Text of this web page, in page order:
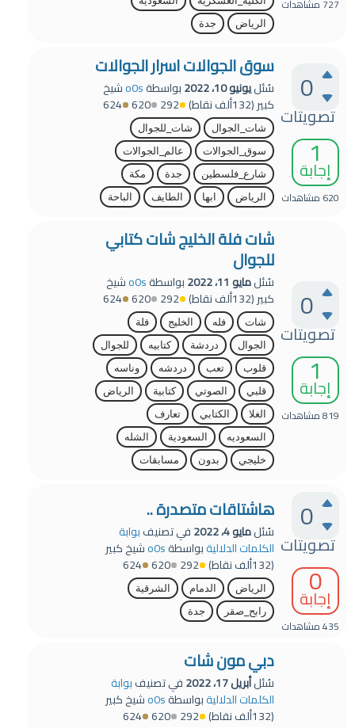
727 مشاهدات
الرياض
جدة
0
تصويتات
1
إجابة
620 مشاهدات
سوق الجوالات اسرار الجوالات
سُئليونيو 10، 2022 بواسطةo0sشيخ
كبير(132ألف نقاط) 292
620
624
شات_الجوال
شات_للجوال
سوق_الجوالات
عالم_الجوالات
شارع_فلسطين
جدة
مكة
الرياض
ابها الطايف الباحة
0
تصويتات
1
إجابة
819مشاهدات
شات فلة الخليج شات كتابي
للجوال
سُئلمايو 11، 2022 بواسطةo0sشيخ
كبير(132ألف نقاط) 292
620
624
شات فله الخليج
فلة
الجوال
دردشة كتابيه
للجوال
قلوب
تعب دردشه
وناسه
قلبي
الصوتي كتابية
الرياض
الغلا
الكتابي
تعارف
السعوديه
السعودية
الشله
خليجي
بدون مسابقات
0
تصويتات
0
إجابة
435مشاهدات
هاشتاقات متصدرة ..
سُئلمايو 4، 2022 في تصنيفبوابة
الكلمات الدلاليةبواسطةo0sشيخ كبير
(132ألف نقاط) 292
620
624
الرياض الدمام
الشرقية
رابح_صقر
جدة
دبي مون شات
سُئلأبريل 17، 2022 في تصنيفبوابة
الكلمات الدلاليةبواسطةo0sشيخ كبير
(132ألف نقاط) 292
620
624